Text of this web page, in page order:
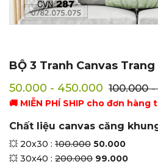
BỘ 3 Tranh Canvas
50.000 - 450.000 100.000
🚚 MIỄN PHÍ SHIP cho đơn hàng
Chất liệu canvas căng
💥 20x30 : 100.000 50.000
💥 30x40 : 200.000 99.000